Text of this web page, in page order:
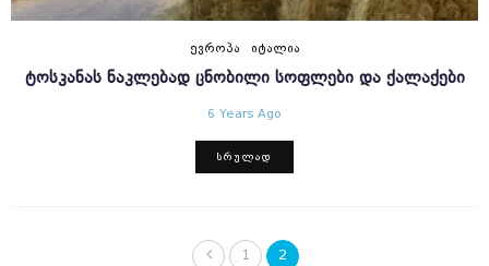
ᲔᲕᲠᲝᲞᲐ ᲘᲢᲐᲚᲘᲐ
ᲢᲝᲡᲙᲐᲜᲐᲡ ᲜᲐᲙᲚᲔᲑᲐᲓ ᲪᲜᲝᲑᲘᲚᲘ ᲡᲝᲤᲚᲔᲑᲘ ᲓᲐ ᲥᲐᲚᲐᲥᲔᲑᲘ
6 Years Ago
ᲡᲠᲣᲚᲐᲓ
1 2